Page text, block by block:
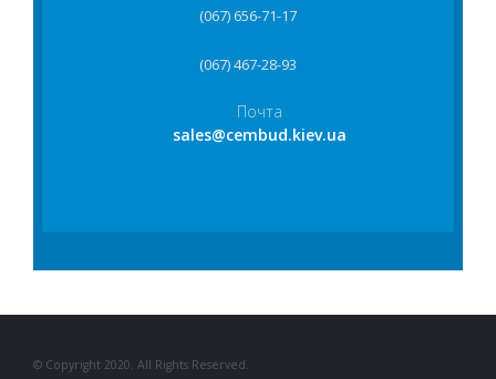
(067) 656-71-17
(067) 467-28-93
Почта
sales@cembud.kiev.ua
© Copyright 2020. All Rights Reserved.